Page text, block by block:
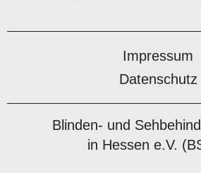
Impressum
Datenschutz
Blinden- und
in Hessen e.V.